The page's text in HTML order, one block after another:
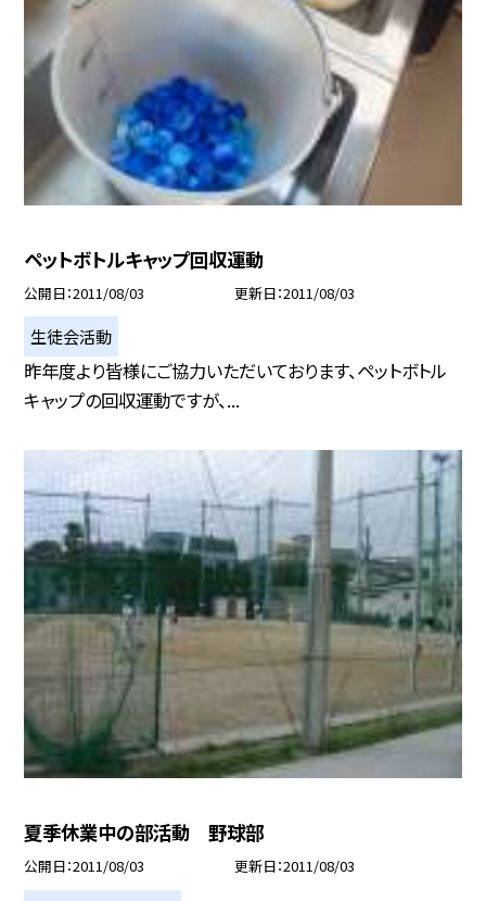
ペットボトルキャップ回収運動
公開日 2011/08/03 更新日 2011/08/03
生徒会活動
昨年度より皆様にご協力いただいております、ペットボトル
キャップの回収運動ですが、...
夏季休業中の部活動 野球部
公開日 2011/08/03 更新日 2011/08/03